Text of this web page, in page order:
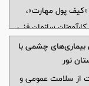
پول مهارت»،
سازمان فنی
بیماری‌های چشمی با
نور
از سلامت عمومی و